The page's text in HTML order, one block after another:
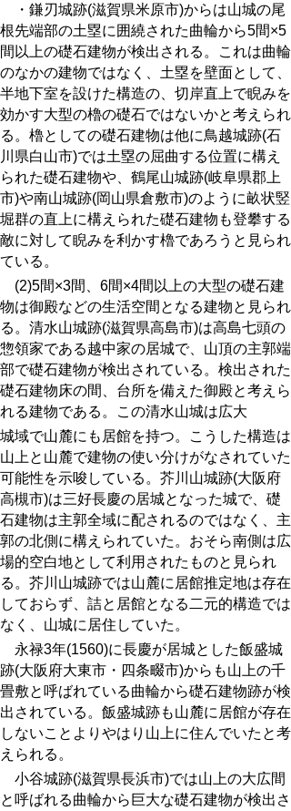
・鎌刃城跡(滋賀県米原市)からは山城の尾
根先端部の土塁に囲繞された曲輪から5間×5
間以上の礎石建物が検出される。これは曲輪
のなかの建物ではなく、土塁を壁面として、
半地下室を設けた構造の、切岸直上で睨みを
効かす大型の櫓の礎石ではないかと考えられ
る。櫓としての礎石建物は他に鳥越城跡(石
川県白山市)では土塁の屈曲する位置に構え
られた礎石建物や、鶴尾山城跡(岐阜県郡上
市)や南山城跡(岡山県倉敷市)のように畝状竪
堀群の直上に構えられた礎石建物も登攀する
敵に対して睨みを利かす櫓であろうと見られ
ている。
(2)5間×3間、 6間×4間以上の大型の礎石建
物は御殿などの生活空間となる建物と見られ
る。清水山城跡(滋賀県高島市)は高島七頭の
惣領家である越中家の居城で、山頂の主郭端
部で礎石建物が検出されている。検出された
礎石建物床の間、台所を備えた御殿と考えら
れる建物である。この清水山城は広大
城域で山麓にも居館を持つ。こうした構造は
山上と山麓で建物の使い分けがなされていた
可能性を示唆している。芥川山城跡(大阪府
高槻市)は三好長慶の居城となった城で、礎
石建物は主郭全域に配されるのではなく、主
郭の北側に構えられていた。おそら南側は広
場的空白地として利用されたものと見られ
る。芥川山城跡では山麓に居館推定地は存在
しておらず、詰と居館となる二元的構造では
なく、山城に居住していた。
永禄3年(1560)に長慶が居城とした飯盛城
跡(大阪府大東市・四条畷市)からも山上の千
畳敷と呼ばれている曲輪から礎石建物跡が検
出されている。飯盛城跡も山麓に居館が存在
しないことよりやはり山上に住んでいたと考
えられる。
小谷城跡(滋賀県長浜市)では山上の大広間
と呼ばれる曲輪から巨大な礎石建物が検出さ